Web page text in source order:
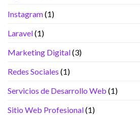
Instagram(1)
Laravel(1)
Marketing Digital(3)
Redes Sociales (1)
Servicios de Desarrollo Web (1)
Sitio Web Profesional(1)